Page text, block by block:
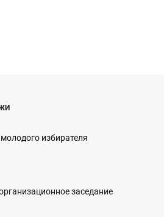
избирателя
заседание